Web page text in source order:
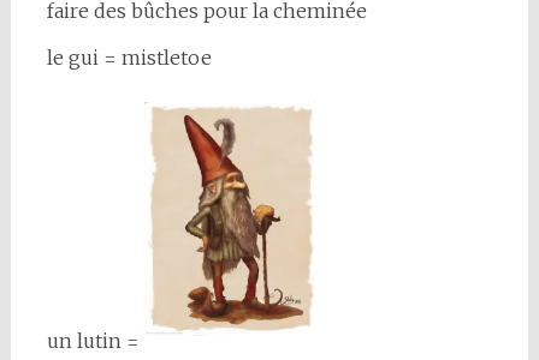
faire des bûches pour la cheminée
le gui = mistletoe
un lutin =